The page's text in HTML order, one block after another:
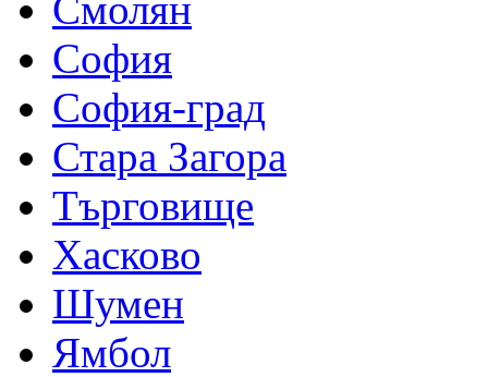
София
София-град
Стара Загора
Търговище
Хасково
Шумен
Ямбол